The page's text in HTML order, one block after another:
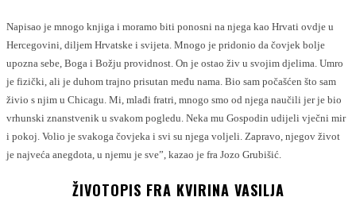
Napisao je mnogo knjiga i moramo biti ponosni na njega kao Hrvati ovdje u
Hercegovini, diljem Hrvatske i svijeta. Mnogo je pridonio da čovjek bolje
upozna sebe, Boga i Božju providnost. On je ostao živ u svojim djelima. Umro
je fizički, ali je duhom trajno prisutan među nama. Bio sam počašćen što sam
živio s njim u Chicagu. Mi, mlađi fratri, mnogo smo od njega naučili jer je bio
vrhunski znanstvenik u svakom pogledu. Neka mu Gospodin udijeli vječni mir
i pokoj. Volio je svakoga čovjeka i svi su njega voljeli. Zapravo, njegov život
je najveća anegdota, u njemu je sve”, kazao je fra Jozo Grubišić.
ŽIVOTOPIS FRA KVIRINA VASILJA